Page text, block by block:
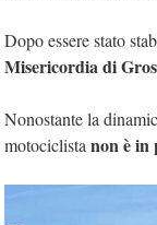
Dopo essere stato
Misericordia di
Nonostante la
motociclista non è in